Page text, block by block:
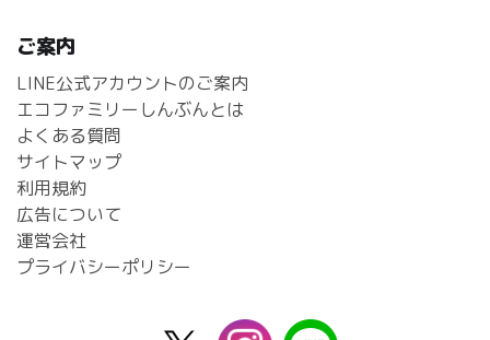
ご案内
LINE公式アカウントのご案内
エコファミリーしんぶんとは
よくある質問
サイトマップ
利用規約
広告について
運営会社
プライバシーポリシー
instagram